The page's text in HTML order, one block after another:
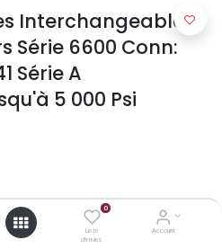
0
Liste
d'envies
Account
Interchangeables
Série 6600 Conn:
Série A
5 000 Psi